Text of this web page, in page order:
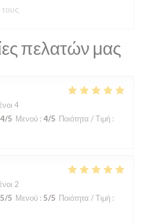
πελατών μας
4
4/5 Μενού : 4/5 Ποιότητα / Τιμή :
2
5/5 Μενού : 5/5 Ποιότητα / Τιμή :
τους